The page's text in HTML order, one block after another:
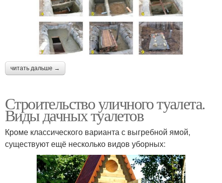
читать дальше →
Строительство уличного туалета.
Виды дачных туалетов
Кроме классического варианта с выгребной ямой,
существуют ещё несколько видов уборных: